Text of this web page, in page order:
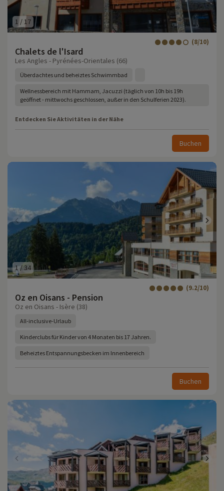
1 / 17
Chalets de l'Isard
(8/10)
Les Angles - Pyrénées-Orientales (66)
Überdachtes und beheiztes Schwimmbad
Wellnessbereich mit Hammam, Jacuzzi (täglich von 10h bis 19h
geöffnet - mittwochs geschlossen, außer in den Schulferien 2023).
Entdecken Sie Aktivitäten in der Nähe
Buchen
1/34
Oz en Oisans - Pension
(9.2/10)
Oz en Oisans - Isère (38)
All-inclusive-Urlaub
Kinderclubs für Kinder von 4 Monaten bis 17 Jahren.
Beheiztes Entspannungsbecken im Innenbereich
Buchen